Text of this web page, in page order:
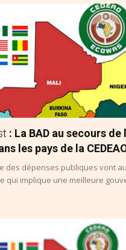
: La BAD au secours de
les pays de la
des dépenses publiques vont
qui implique une meilleure